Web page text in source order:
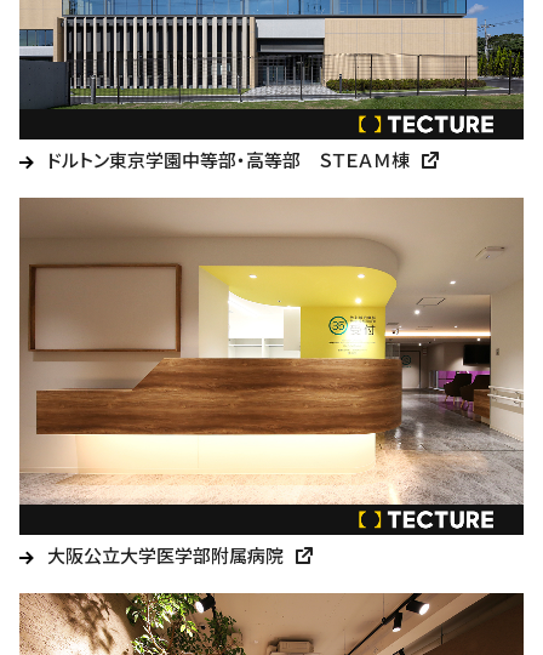
ドルトン東京学園中等部・高等部 ＳＴＥＡＭ棟
大阪公立大学医学部附属病院